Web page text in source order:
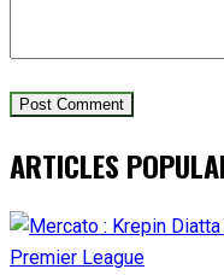
ARTICLES
Premier League